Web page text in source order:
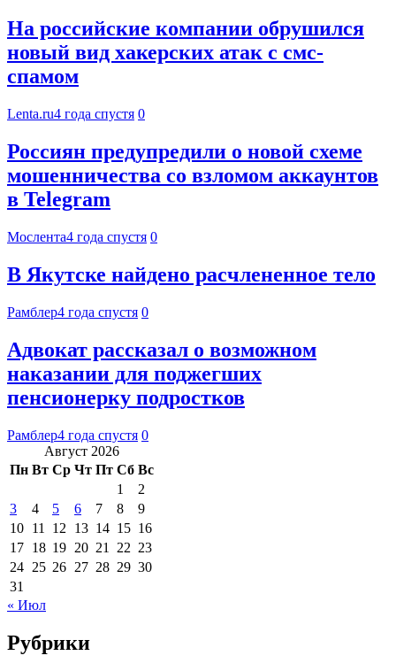
На российские компании обрушился
новый вид хакерских атак с смс-
спамом
Lenta.ru4 года спустя 0
Россиян предупредили о новой схеме
мошенничества со взломом аккаунтов
в Telegram
Мослента4 года спустя 0
В Якутске найдено расчлененное тело
Рамблер4 года спустя 0
Адвокат рассказал о возможном
наказании для поджегших
пенсионерку подростков
Рамблер4 года спустя 0
Август 2026
Пн Вт Ср Чт Пт Сб Вс
1
2
3
4 5 6 7 8
9
10 11 12 13 14 15 16
17 18 19 20 21 22 23
24 25 26 27 28 29 30
31
« Июл
Рубрики